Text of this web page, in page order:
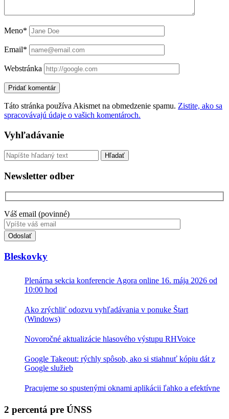
Meno*
Email*
Webstránka
Táto stránka používa Akismet na obmedzenie spamu. Zistite, ako sa
spracovávajú údaje o vašich komentároch.
Sidebar
Vyhľadávanie
Vyhľadávanie
Newsletter odber
Váš email (povinné)
Toto
pole
nevyplňujte.
Bleskovky
Plenárna sekcia konferencie Agora online 16. mája 2026 od
10:00 hod
Ako zrýchliť odozvu vyhľadávania v ponuke Štart
(Windows)
Novoročné aktualizácie hlasového výstupu RHVoice
Google Takeout: rýchly spôsob, ako si stiahnuť kópiu dát z
Google služieb
Pracujeme so spustenými oknami aplikácii ľahko a efektívne
2 percentá pre ÚNSS